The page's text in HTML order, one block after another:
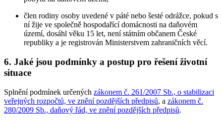
člen rodiny osoby uvedené v páté nebo šesté odrážce, pokud s
ní žije ve společně hospodařící domácnosti na daňovém
území, dosáhl věku 15 let, není státním občanem České
republiky a je registrován Ministerstvem zahraničních věcí.
6. Jaké jsou podmínky a postup pro řešení životní
situace
Splnění podmínek určených zákonem č. 261/2007 Sb., o stabilizaci
veřejných rozpočtů, ve znění pozdějších předpisů, a zákonem č.
280/2009 Sb., daňový řád, ve znění pozdějších předpisů.